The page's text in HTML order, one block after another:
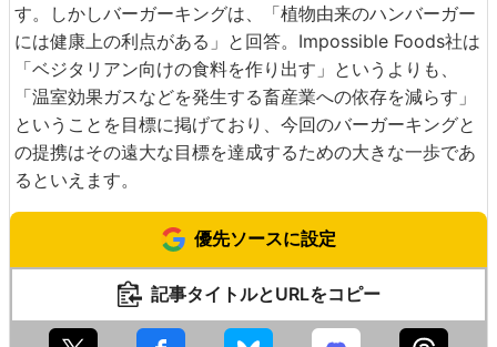
す。しかしバーガーキングは、「植物由来のハンバーガー
には健康上の利点がある」と回答。Impossible Foods社は
「ベジタリアン向けの食料を作り出す」というよりも、
「温室効果ガスなどを発生する畜産業への依存を減らす」
ということを目標に掲げており、今回のバーガーキングと
の提携はその遠大な目標を達成するための大きな一歩であ
るといえます。
優先ソースに設定
記事タイトルとURLをコピー